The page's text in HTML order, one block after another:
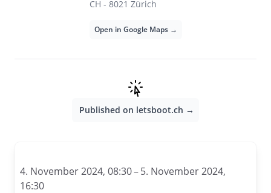
CH - 8021 Zürich
Open in Google Maps →
Published on letsboot.ch →
4. November 2024, 08:30 – 5. November 2024,
16:30